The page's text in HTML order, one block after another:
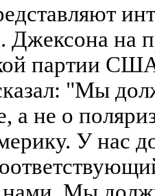
Джексона на
партии
"Мы
а не о
У нас